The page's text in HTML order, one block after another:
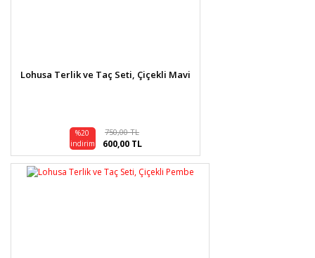
Lohusa Terlik ve Taç Seti, Çiçekli Mavi
%20
indirim
750,00 TL
600,00 TL